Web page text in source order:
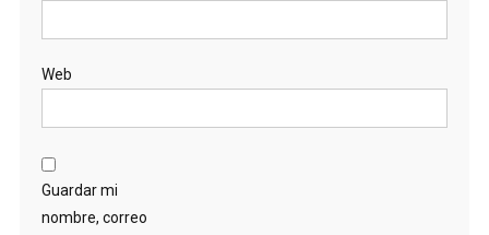
Web
Guardar mi
nombre, correo